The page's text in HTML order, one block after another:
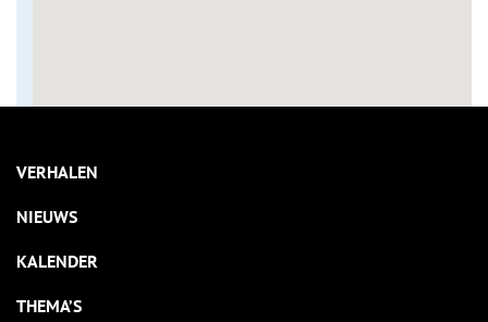
VERHALEN
NIEUWS
KALENDER
THEMA’S